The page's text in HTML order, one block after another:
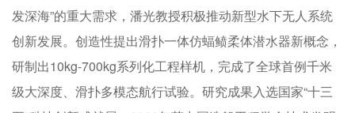
发深海”的重大需求，潘光教授积极推动新型水下无人系统
创新发展。创造性提出滑扑一体仿蝠鲼柔体潜水器新概念，
研制出10kg-700kg系列化工程样机，完成了全球首例千米
级大深度、滑扑多模态航行试验。研究成果入选国家“十三